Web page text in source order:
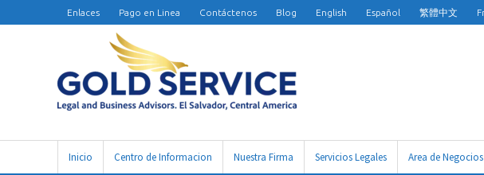
Enlaces Pago en Linea Contáctenos Blog English Español 繁體中文
Inicio Centro de Informacion Nuestra Firma Servicios Legales Area de Negocios